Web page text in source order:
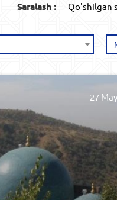
Saralash : Qo'shilgan
27